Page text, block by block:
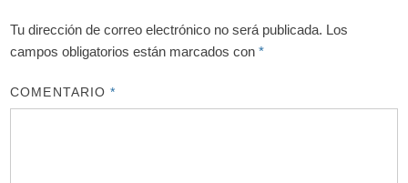
Tu dirección de correo electrónico no será publicada. Los
campos obligatorios están marcados con*
COMENTARIO*